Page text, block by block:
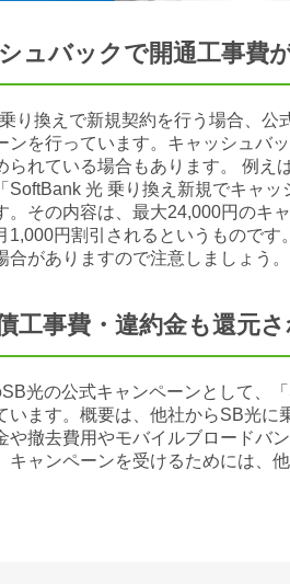
ュバックで開通工事費
り換えで新規契約を行う場合、公
ンを行っています。キャッシュバ
られている場合もあります。 例え
SoftBank 光 乗り換え新規でキャ
。その内容は、最大24,000円のキ
1,000円割引されるというもので
合がありますので注意しましょう。
工事費・違約金も還元さ
光の公式キャンペーンとして、
います。概要は、他社からSB光
や撤去費用やモバイルブロードバ
キャンペーンを受けるためには、